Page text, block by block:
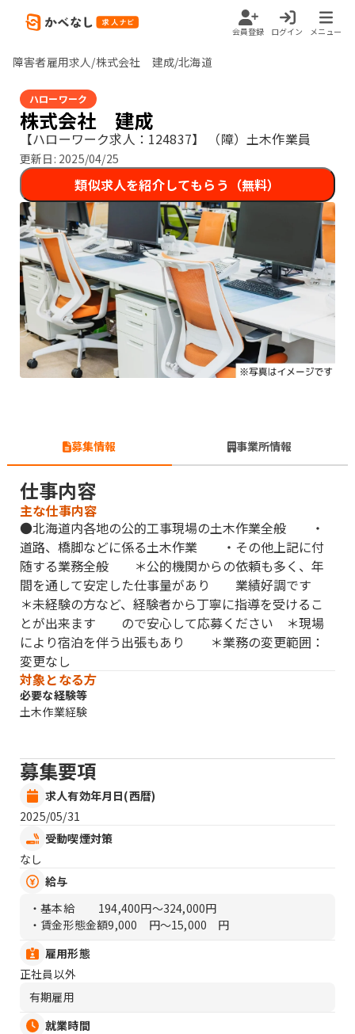
会員登録 ログイン メニュー
障害者雇用求人/株式会社 建成/北海道
ハローワーク
株式会社 建成
【ハローワーク求人：124837】 （障）土木作業員
更新日: 2025/04/25
類似求人を紹介してもらう（無料）
募集情報 事業所情報
仕事内容
主な仕事内容
●北海道内各地の公的工事現場の土木作業全般 ・
道路、橋脚などに係る土木作業 ・その他上記に付
随する業務全般 ＊公的機関からの依頼も多く、年
間を通して安定した仕事量があり 業績好調です
＊未経験の方など、経験者から丁寧に指導を受けるこ
とが出来ます ので安心して応募ください ＊現場
により宿泊を伴う出張もあり ＊業務の変更範囲：
変更なし
対象となる方
必要な経験等
土木作業経験
募集要項
求人有効年月日(西暦)
2025/05/31
受動喫煙対策
なし
給与
・基本給
194,400円〜324,000円
・賃金形態金額9,000 円〜15,000 円
雇用形態
正社員以外
有期雇用
就業時間